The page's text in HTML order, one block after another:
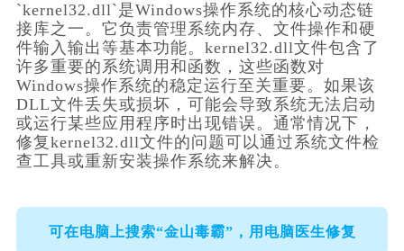
`kernel32.dll`是Windows操作系统的核心动态链
接库之一。它负责管理系统内存、文件操作和硬
件输入输出等基本功能。kernel32.dll文件包含了
许多重要的系统调用和函数，这些函数对
Windows操作系统的稳定运行至关重要。如果该
DLL文件丢失或损坏，可能会导致系统无法启动
或运行某些应用程序时出现错误。通常情况下，
修复kernel32.dll文件的问题可以通过系统文件检
查工具或重新安装操作系统来解决。
可在电脑上搜索“金山毒霸”，用电脑医生修复